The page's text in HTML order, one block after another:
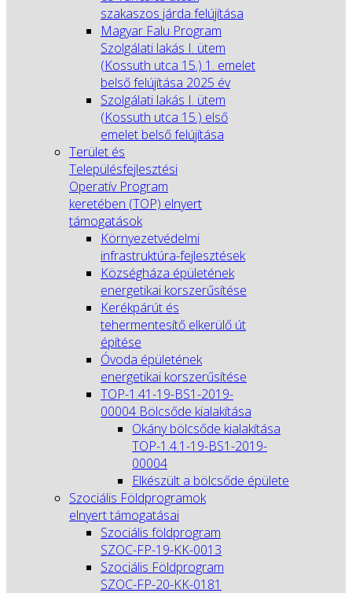
szakaszos járda felújítása
Magyar Falu Program
Szolgálati lakás I. ütem
(Kossuth utca 15.) 1. emelet
belső felújítása 2025 év
Szolgálati lakás I. ütem
(Kossuth utca 15.) első
emelet belső felújítása
Terület és
Településfejlesztési
Operatív Program
keretében (TOP) elnyert
támogatások
Környezetvédelmi
infrastruktúra-fejlesztések
Községháza épületének
energetikai korszerűsítése
Kerékpárút és
tehermentesítő elkerülő út
építése
Óvoda épületének
energetikai korszerűsítése
TOP-1.41-19-BS1-2019-
00004 Bölcsőde kialakítása
Okány bölcsőde kialakítása
TOP-1.4.1-19-BS1-2019-
00004
Elkészült a bölcsőde épülete
Szociális Földprogramok
elnyert támogatásai
Szociális földprogram
SZOC-FP-19-KK-0013
Szociális Földprogram
SZOC-FP-20-KK-0181